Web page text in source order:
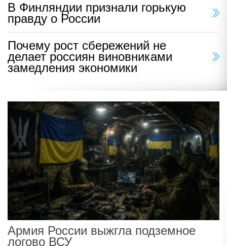
В Финляндии признали горькую
правду о России
Почему рост сбережений не
делает россиян виновниками
замедления экономики
Армия России выжгла подземное
логово ВСУ